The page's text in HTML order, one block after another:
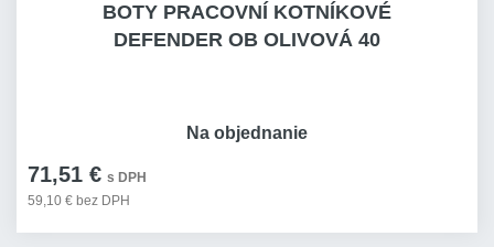
BOTY PRACOVNÍ KOTNÍKOVÉ
DEFENDER OB OLIVOVÁ 40
71,51 € s DPH
59,10 € bez DPH
Na objednanie